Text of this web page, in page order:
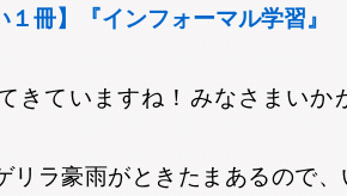
１冊】『インフォーマル学習』
きていますね！みなさまいか
リラ豪雨がときたまあるので